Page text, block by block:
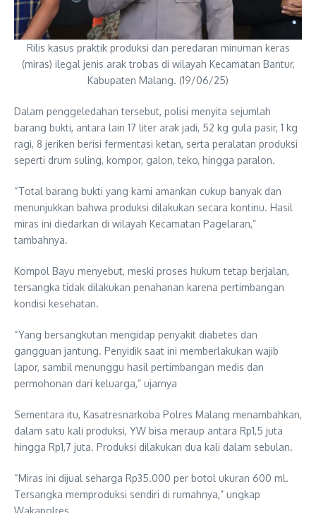
Rilis kasus praktik produksi dan peredaran minuman keras
(miras) ilegal jenis arak trobas di wilayah Kecamatan Bantur,
Kabupaten Malang. (19/06/25)
Dalam penggeledahan tersebut, polisi menyita sejumlah
barang bukti, antara lain 17 liter arak jadi, 52 kg gula pasir, 1 kg
ragi, 8 jeriken berisi fermentasi ketan, serta peralatan produksi
seperti drum suling, kompor, galon, teko, hingga paralon.
“Total barang bukti yang kami amankan cukup banyak dan
menunjukkan bahwa produksi dilakukan secara kontinu. Hasil
miras ini diedarkan di wilayah Kecamatan Pagelaran,”
tambahnya.
Kompol Bayu menyebut, meski proses hukum tetap berjalan,
tersangka tidak dilakukan penahanan karena pertimbangan
kondisi kesehatan.
“Yang bersangkutan mengidap penyakit diabetes dan
gangguan jantung. Penyidik saat ini memberlakukan wajib
lapor, sambil menunggu hasil pertimbangan medis dan
permohonan dari keluarga,” ujarnya
Sementara itu, Kasatresnarkoba Polres Malang menambahkan,
dalam satu kali produksi, YW bisa meraup antara Rp1,5 juta
hingga Rp1,7 juta. Produksi dilakukan dua kali dalam sebulan.
“Miras ini dijual seharga Rp35.000 per botol ukuran 600 ml.
Tersangka memproduksi sendiri di rumahnya,” ungkap
Wakapolres.